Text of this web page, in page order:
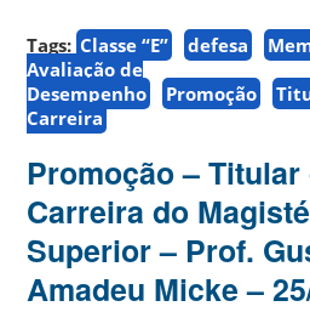
Tags: Classe “E” defesa
Avaliação de
Desempenho
Promoção
Carreira
Promoção – Titular
Carreira do
Superior – Prof.
Amadeu Micke –